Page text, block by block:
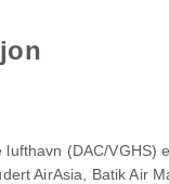
(DAC/
AirAsia, Batik Air